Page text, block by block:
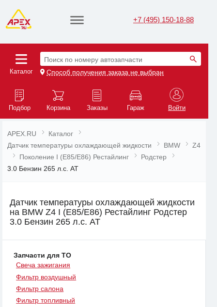
+7 (495) 150-18-88
Каталог
Поиск по номеру автозапчасти
Способ получения заказа не выбран
Подбор Корзина Заказы Гараж Войти
APEX.RU
Каталог
Датчик температуры охлаждающей жидкости
BMW
Z4
Поколение I (E85/E86) Рестайлинг
Родстер
3.0 Бензин 265 л.с. AT
Датчик температуры охлаждающей жидкости
на BMW Z4 I (E85/E86) Рестайлинг Родстер
3.0 Бензин 265 л.с. AT
Запчасти для ТО
Свеча зажигания
Фильтр воздушный
Фильтр салона
Фильтр топливный